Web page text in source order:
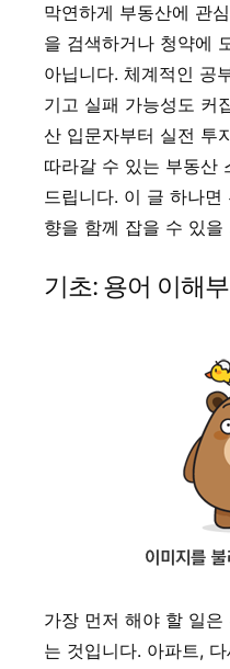
막연하게 부동산에 관
을 검색하거나 청약에
아닙니다. 체계적인 공
기고 실패 가능성도 커
산 입문자부터 실전 투
따라갈 수 있는 부동산
드립니다. 이 글 하나
향을 함께 잡을 수 있을
기초: 용어 이해
가장 먼저 해야 할 일
는 것입니다. 아파트,